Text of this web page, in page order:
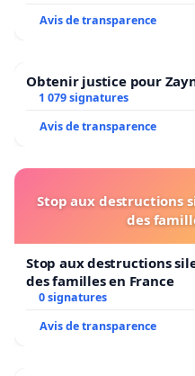
Avis de transparence
Obtenir justice pour
1 079 signatures
Avis de transparence
Stop aux destructions
des
Stop aux destructions
des familles en France
0 signatures
Avis de transparence